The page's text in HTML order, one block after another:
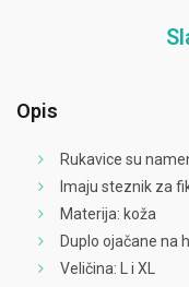
Opis
Rukavice su
Imaju steznik za
Materija: koža
Duplo ojačane na
Veličina: L i XL